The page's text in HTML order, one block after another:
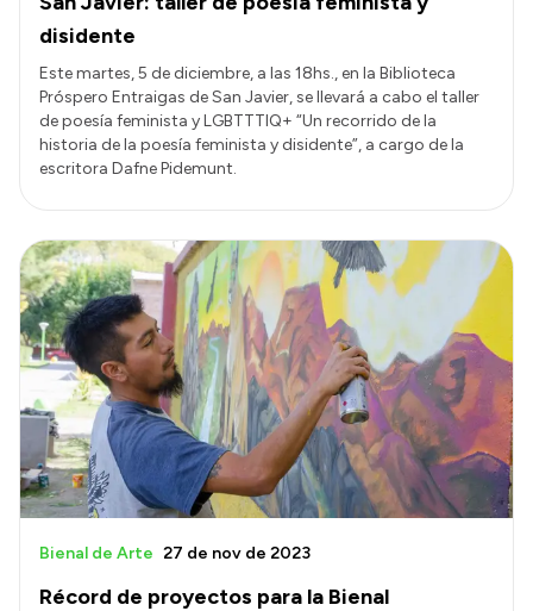
disidente
Este martes, 5 de diciembre, a las 18hs., en la Biblioteca
Próspero Entraigas de San Javier, se llevará a cabo el taller
de poesía feminista y LGBTTTIQ+ “Un recorrido de la
historia de la poesía feminista y disidente”, a cargo de la
escritora Dafne Pidemunt.
Récord de proyectos para la Bienal
Bienal de Arte 27 de nov de 2023